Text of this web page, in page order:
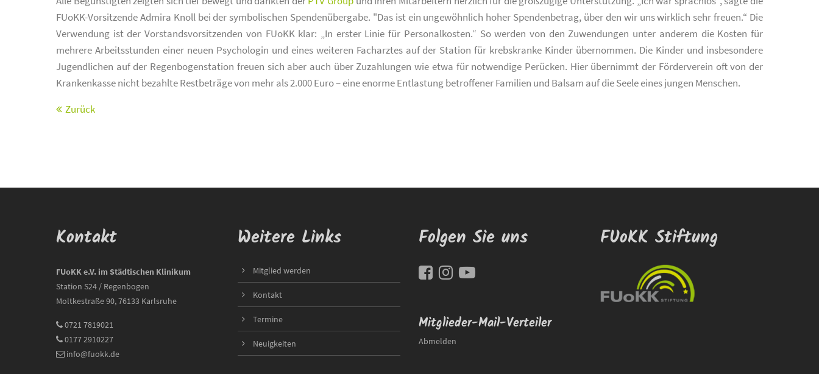
FUoKK-Vorsitzende Admira Knoll bei der symbolischen Spendenübergabe. "Das ist ein ungewöhnlich hoher Spendenbetrag, über den wir uns wirklich sehr freuen.“ Die
Verwendung ist der Vorstandsvorsitzenden von FUoKK klar: „In erster Linie für Personalkosten.“ So werden von den Zuwendungen unter anderem die Kosten für
mehrere Arbeitsstunden einer neuen Psychologin und eines weiteren Facharztes auf der Station für krebskranke Kinder übernommen. Die Kinder und insbesondere
Jugendlichen auf der Regenbogenstation freuen sich aber auch über Zuzahlungen wie etwa für notwendige Perücken. Hier übernimmt der Förderverein oft von der
Krankenkasse nicht bezahlte Restbeträge von mehr als 2.000 Euro – eine enorme Entlastung betroffener Familien und Balsam auf die Seele eines jungen Menschen.
Zurück
Kontakt
FUoKK e.V. im Städtischen Klinikum
Station S24 / Regenbogen
Moltkestraße 90, 76133 Karlsruhe
0721 7819021
0177 2910227
info@fuokk.de
Weitere Links
Mitglied werden
Kontakt
Termine
Neuigkeiten
Folgen Sie uns
Mitglieder-Mail-Verteiler
Abmelden
FUoKK Stiftung